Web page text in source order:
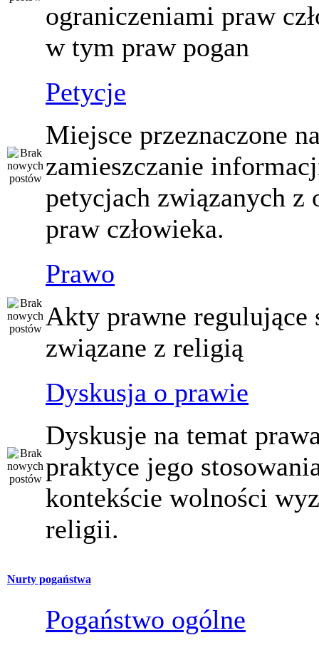
ograniczeniami praw
w tym praw pogan
Petycje
Miejsce przeznaczone
zamieszczanie
petycjach związanych z
praw człowieka.
Prawo
Akty prawne regulujące
związane z religią
Dyskusja o prawie
Dyskusje na temat
praktyce jego
kontekście wolności
religii.
Nurty pogaństwa
Pogaństwo ogólne